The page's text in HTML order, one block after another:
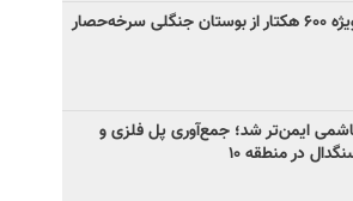
سرخه‌حصار
ایمن‌تر شد؛ جمع‌آوری پل فلزی و
در منطقه ۱۰